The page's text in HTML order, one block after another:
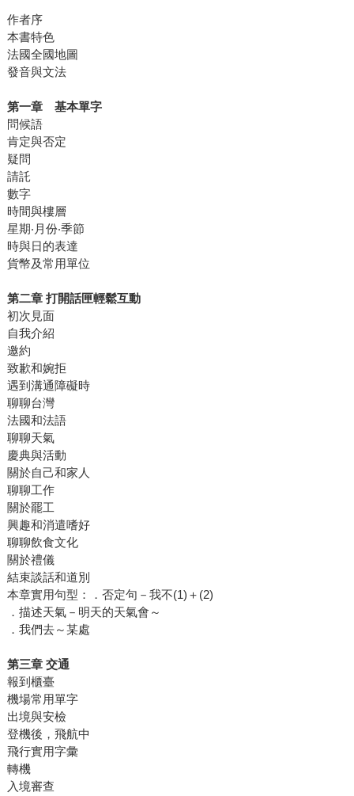
作者序
本書特色
法國全國地圖
發音與文法
第一章 基本單字
問候語
肯定與否定
疑問
請託
數字
時間與樓層
星期‧月份‧季節
時與日的表達
貨幣及常用單位
第二章 打開話匣輕鬆互動
初次見面
自我介紹
邀約
致歉和婉拒
遇到溝通障礙時
聊聊台灣
法國和法語
聊聊天氣
慶典與活動
關於自己和家人
聊聊工作
關於罷工
興趣和消遣嗜好
聊聊飲食文化
關於禮儀
結束談話和道別
本章實用句型：．否定句－我不(1)＋(2)
．描述天氣－明天的天氣會～
．我們去～某處
第三章 交通
報到櫃臺
機場常用單字
出境與安檢
登機後，飛航中
飛行實用字彙
轉機
入境審查